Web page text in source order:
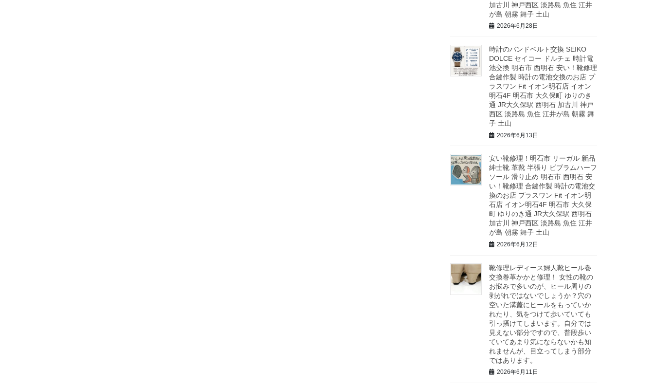
加古川 神戸西区 淡路島 魚住 江井
が島 朝霧 舞子 土山
2026年6月28日
時計のバンドベルト交換 SEIKO
DOLCE セイコー ドルチェ 時計電
池交換 明石市 西明石 安い！靴修理
合鍵作製 時計の電池交換のお店 プ
ラスワン Fit イオン明石店 イオン
明石4F 明石市 大久保町 ゆりのき
通 JR大久保駅 西明石 加古川 神戸
西区 淡路島 魚住 江井が島 朝霧 舞
子 土山
2026年6月13日
安い靴修理！明石市 リーガル 新品
紳士靴 革靴 半張り ビブラムハーフ
ソール 滑り止め 明石市 西明石 安
い！靴修理 合鍵作製 時計の電池交
換のお店 プラスワン Fit イオン明
石店 イオン明石4F 明石市 大久保
町 ゆりのき通 JR大久保駅 西明石
加古川 神戸西区 淡路島 魚住 江井
が島 朝霧 舞子 土山
2026年6月12日
靴修理レディース婦人靴ヒール巻
交換巻革かかと修理！ 女性の靴の
お悩みで多いのが、ヒール周りの
剥がれではないでしょうか？穴の
空いた溝蓋にヒールをもっていか
れたり、気をつけて歩いていても
引っ掻けてしまいます。自分では
見えない部分ですので、普段歩い
ていてあまり気にならないかも知
れませんが、目立ってしまう部分
ではあります。
2026年6月11日